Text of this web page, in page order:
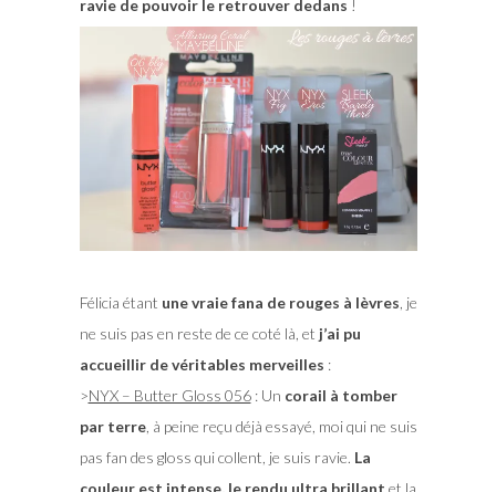
ravie de pouvoir le retrouver dedans !
Félicia étant une vraie fana de rouges à lèvres , je
ne suis pas en reste de ce coté là, et j’ai pu
accueillir de véritables merveilles :
>NYX – Butter Gloss 056: Un corail à tomber
par terre, à peine reçu déjà essayé, moi qui ne suis
pas fan des gloss qui collent, je suis ravie. La